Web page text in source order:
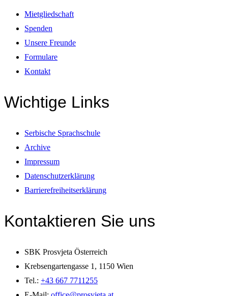
Mietgliedschaft
Spenden
Unsere Freunde
Formulare
Kontakt
Wichtige Links
Serbische Sprachschule
Archive
Impressum
Datenschutzerklärung
Barrierefreiheitserklärung
Kontaktieren Sie uns
SBK Prosvjeta Österreich
Krebsengartengasse 1, 1150 Wien
Tel.: +43 667 7711255